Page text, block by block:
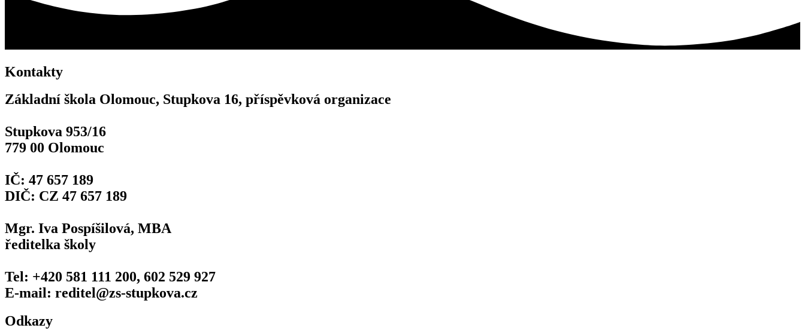
Kontakty
Základní škola Olomouc, Stupkova 16, příspěvková organizace
Stupkova 953/16
779 00 Olomouc
IČ: 47 657 189
DIČ: CZ 47 657 189
Mgr. Iva Pospíšilová, MBA
ředitelka školy
Tel: +420 581 111 200, 602 529 927
E-mail: reditel@zs-stupkova.cz
Odkazy